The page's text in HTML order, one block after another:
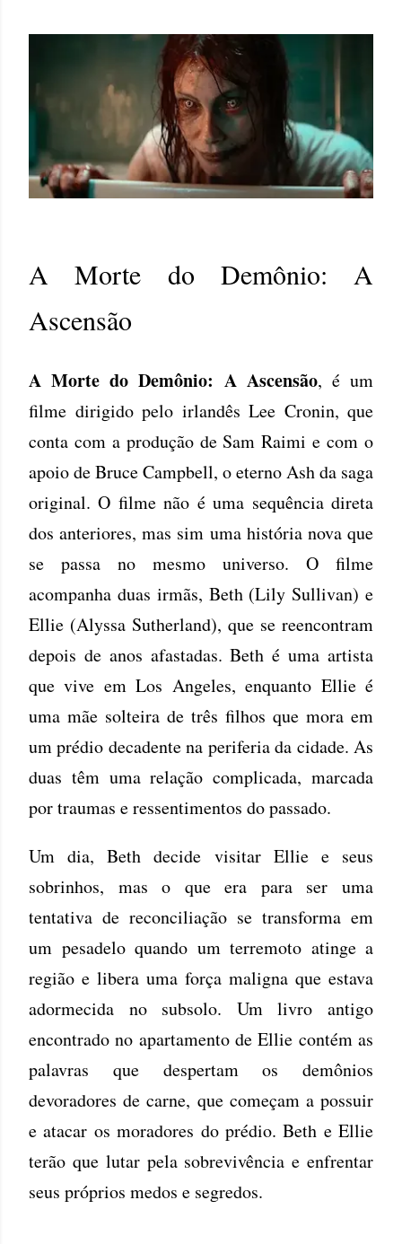
A Morte do Demônio: A
Ascensão
A Morte do Demônio: A Ascensão, é um
filme dirigido pelo irlandês Lee Cronin, que
conta com a produção de Sam Raimi e com o
apoio de Bruce Campbell, o eterno Ash da saga
original. O filme não é uma sequência direta
dos anteriores, mas sim uma história nova que
se passa no mesmo universo. O filme
acompanha duas irmãs, Beth (Lily Sullivan) e
Ellie (Alyssa Sutherland), que se reencontram
depois de anos afastadas. Beth é uma artista
que vive em Los Angeles, enquanto Ellie é
uma mãe solteira de três filhos que mora em
um prédio decadente na periferia da cidade. As
duas têm uma relação complicada, marcada
por traumas e ressentimentos do passado.
Um dia, Beth decide visitar Ellie e seus
sobrinhos, mas o que era para ser uma
tentativa de reconciliação se transforma em
um pesadelo quando um terremoto atinge a
região e libera uma força maligna que estava
adormecida no subsolo. Um livro antigo
encontrado no apartamento de Ellie contém as
palavras que despertam os demônios
devoradores de carne, que começam a possuir
e atacar os moradores do prédio. Beth e Ellie
terão que lutar pela sobrevivência e enfrentar
seus próprios medos e segredos.